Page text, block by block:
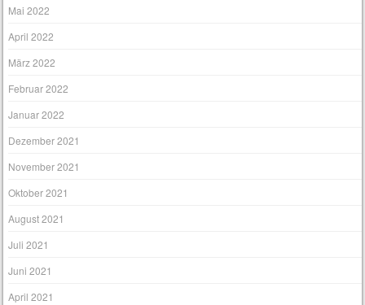
Mai 2022
April 2022
März 2022
Februar 2022
Januar 2022
Dezember 2021
November 2021
Oktober 2021
August 2021
Juli 2021
Juni 2021
April 2021